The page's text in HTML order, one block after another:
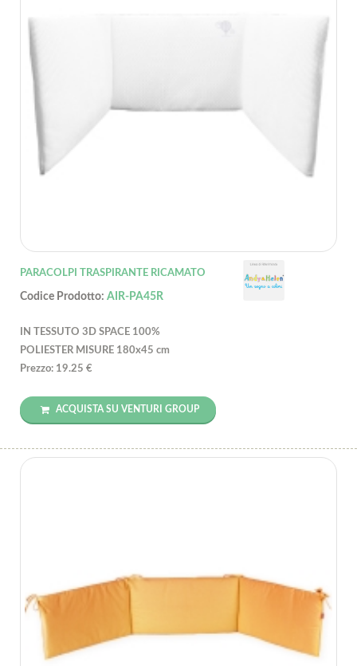
PARACOLPI TRASPIRANTE RICAMATO
Codice Prodotto: AIR-PA45R
IN TESSUTO 3D SPACE 100%
POLIESTER MISURE 180x45 cm
Prezzo: 19.25 €
ACQUISTA SU VENTURI GROUP